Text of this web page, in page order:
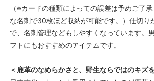
（※カードの種類によっての誤差は予めご了
な名刺で30枚ほど収納が可能です。）仕切り
で、名刺管理などもしやすくなっています。
フトにもおすすめのアイテムです。
＜鹿革のなめらかさと、野生ならではのキズ